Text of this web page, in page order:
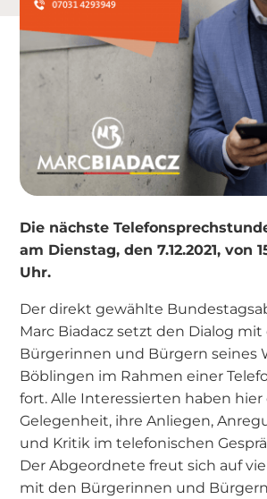
Die nächste
am Dienstag, den 7.12.2021, von
Uhr.
Der direkt gewählte
Marc Biadacz setzt den Dialog mit
Bürgerinnen und Bürgern seines
Böblingen im Rahmen einer
fort. Alle Interessierten haben hier
Gelegenheit, ihre Anliegen,
und Kritik im telefonischen
Der Abgeordnete freut sich auf
mit den Bürgerinnen und